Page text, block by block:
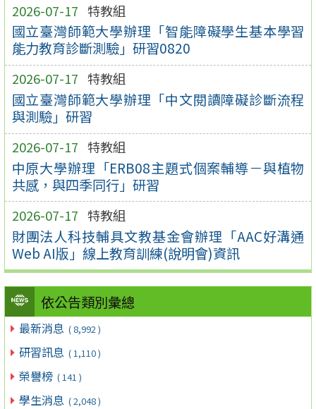
2026-07-17 特教組
國立臺灣師範大學辦理「智能障礙學生基本學習
能力教育診斷測驗」研習0820
2026-07-17 特教組
國立臺灣師範大學辦理「中文閱讀障礙診斷流程
與測驗」研習
2026-07-17 特教組
中原大學辦理「ERB08主題式個案輔導－與植物
共感，與四季同行」研習
2026-07-17 特教組
財團法人科技輔具文教基金會辦理「AAC好溝通
Web AI版」線上教育訓練(說明會)資訊
依公告類別彙總
最新消息 ( 8,992 )
研習訊息 ( 1,110 )
榮譽榜 ( 141 )
學生消息 ( 2,048 )